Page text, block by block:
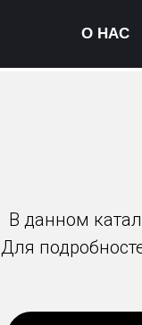
О НАС
В данном
Для